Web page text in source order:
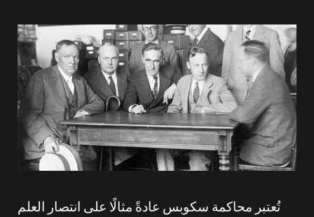
تُعتبر محاكمة سكوبس عادةً مثالًا على انتصار العلم